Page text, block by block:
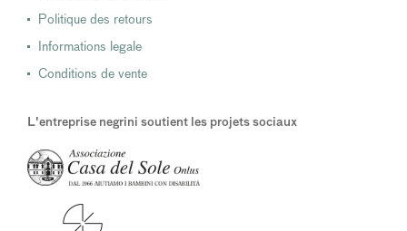
Politique des retours
Informations legale
Conditions de vente
L'entreprise negrini soutient les projets sociaux